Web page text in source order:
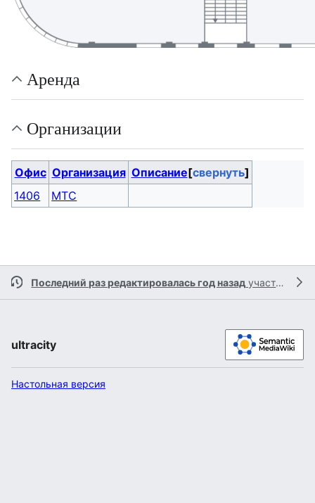
Аренда
Организации
Офис Организация свернуть
Описание
1406
МТС
Последний раз редактировалась год назад участником
ultracity
Настольная версия